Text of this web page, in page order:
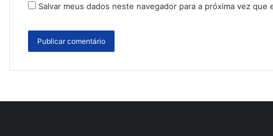
Salvar meus dados neste navegador para a próxima vez que